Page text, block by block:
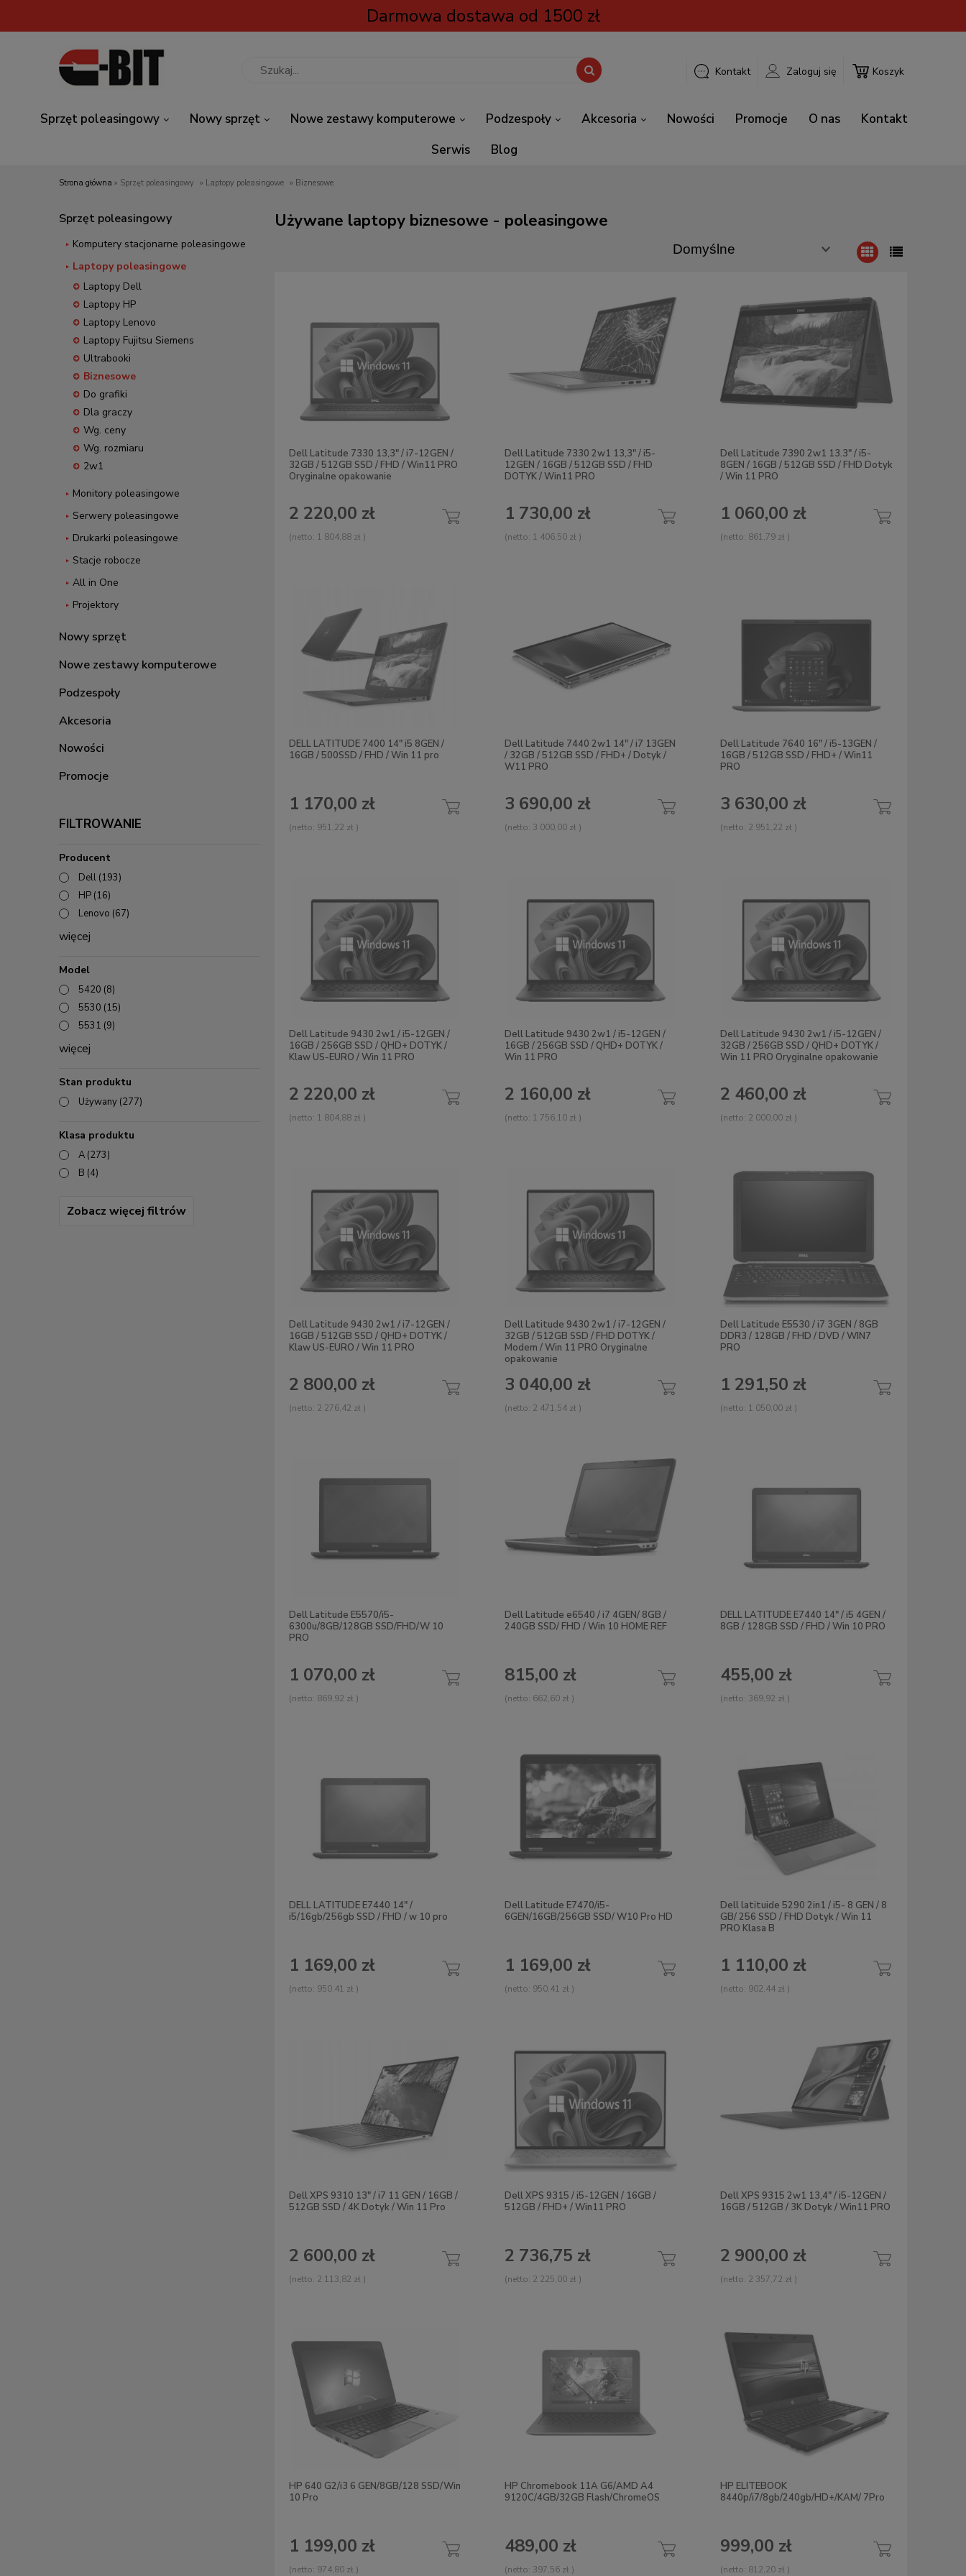
Darmowa dostawa od 1500 zł
Koszyk
Kontakt Zaloguj się
Sprzęt poleasingowy Nowy sprzęt Nowe zestawy komputerowe Podzespoły Akcesoria Nowości Promocje O nas
Kontakt
Serwis
Blog
Strona główna » Sprzęt poleasingowy » Laptopy poleasingowe » Biznesowe
Sprzęt poleasingowy
Komputery stacjonarne poleasingowe
Laptopy poleasingowe
Laptopy Dell
Laptopy HP
Laptopy Lenovo
Laptopy Fujitsu Siemens
Ultrabooki
Biznesowe
Do grafiki
Dla graczy
Wg. ceny
Wg. rozmiaru
2w1
Monitory poleasingowe
Serwery poleasingowe
Drukarki poleasingowe
Stacje robocze
All in One
Projektory
Nowy sprzęt
Nowe zestawy komputerowe
Podzespoły
Akcesoria
Nowości
Promocje
FILTROWANIE
Producent
Dell (193)
HP (16)
Lenovo (67)
więcej
Model
5420 (8)
5530 (15)
5531 (9)
więcej
Stan produktu
Używany (277)
Klasa produktu
A (273)
B (4)
Zobacz więcej filtrów
Używane laptopy biznesowe - poleasingowe
Dell Latitude 7330 13,3" / i7-12GEN /
32GB / 512GB SSD / FHD / Win11 PRO
Oryginalne opakowanie
2 220,00 zł
(netto: 1 804,88 zł )
Dell Latitude 7330 2w1 13,3" / i5-
12GEN / 16GB / 512GB SSD / FHD
DOTYK / Win11 PRO
1 730,00 zł
(netto: 1 406,50 zł )
Dell Latitude 7390 2w1 13.3" / i5-
8GEN / 16GB / 512GB SSD / FHD Dotyk
/ Win 11 PRO
1 060,00 zł
(netto: 861,79 zł )
DELL LATITUDE 7400 14" i5 8GEN /
16GB / 500SSD / FHD / Win 11 pro
1 170,00 zł
(netto: 951,22 zł )
Dell Latitude 7440 2w1 14" / i7 13GEN
/ 32GB / 512GB SSD / FHD+ / Dotyk /
W11 PRO
3 690,00 zł
(netto: 3 000,00 zł )
Dell Latitude 7640 16" / i5-13GEN /
16GB / 512GB SSD / FHD+ / Win11
PRO
3 630,00 zł
(netto: 2 951,22 zł )
Dell Latitude 9430 2w1 / i5-12GEN /
16GB / 256GB SSD / QHD+ DOTYK /
Klaw US-EURO / Win 11 PRO
2 220,00 zł
(netto: 1 804,88 zł )
Dell Latitude 9430 2w1 / i5-12GEN /
16GB / 256GB SSD / QHD+ DOTYK /
Win 11 PRO
2 160,00 zł
(netto: 1 756,10 zł )
Dell Latitude 9430 2w1 / i5-12GEN /
32GB / 256GB SSD / QHD+ DOTYK /
Win 11 PRO Oryginalne opakowanie
2 460,00 zł
(netto: 2 000,00 zł )
Dell Latitude 9430 2w1 / i7-12GEN /
16GB / 512GB SSD / QHD+ DOTYK /
Klaw US-EURO / Win 11 PRO
2 800,00 zł
(netto: 2 276,42 zł )
Dell Latitude 9430 2w1 / i7-12GEN /
32GB / 512GB SSD / FHD DOTYK /
Modem / Win 11 PRO Oryginalne
opakowanie
3 040,00 zł
(netto: 2 471,54 zł )
Dell Latitude E5530 / i7 3GEN / 8GB
DDR3 / 128GB / FHD / DVD / WIN7
PRO
1 291,50 zł
(netto: 1 050,00 zł )
Dell Latitude E5570/i5-
6300u/8GB/128GB SSD/FHD/W 10
PRO
1 070,00 zł
(netto: 869,92 zł )
Dell Latitude e6540 / i7 4GEN/ 8GB /
240GB SSD/ FHD / Win 10 HOME REF
815,00 zł
(netto: 662,60 zł )
DELL LATITUDE E7440 14" / i5 4GEN /
8GB / 128GB SSD / FHD / Win 10 PRO
455,00 zł
(netto: 369,92 zł )
DELL LATITUDE E7440 14" /
i5/16gb/256gb SSD / FHD / w 10 pro
1 169,00 zł
(netto: 950,41 zł )
Dell Latitude E7470/i5-
6GEN/16GB/256GB SSD/ W10 Pro HD
1 169,00 zł
(netto: 950,41 zł )
Dell latituide 5290 2in1 / i5- 8 GEN / 8
GB/ 256 SSD / FHD Dotyk / Win 11
PRO Klasa B
1 110,00 zł
(netto: 902,44 zł )
Dell XPS 9310 13" / i7 11 GEN / 16GB /
512GB SSD / 4K Dotyk / Win 11 Pro
2 600,00 zł
(netto: 2 113,82 zł )
Dell XPS 9315 / i5-12GEN / 16GB /
512GB / FHD+ / Win11 PRO
2 736,75 zł
(netto: 2 225,00 zł )
Dell XPS 9315 2w1 13,4" / i5-12GEN /
16GB / 512GB / 3K Dotyk / Win11 PRO
2 900,00 zł
(netto: 2 357,72 zł )
HP 640 G2/i3 6 GEN/8GB/128 SSD/Win
10 Pro
1 199,00 zł
(netto: 974,80 zł )
HP Chromebook 11A G6/AMD A4
9120C/4GB/32GB Flash/ChromeOS
489,00 zł
(netto: 397,56 zł )
HP ELITEBOOK
8440p/i7/8gb/240gb/HD+/KAM/ 7Pro
999,00 zł
(netto: 812,20 zł )